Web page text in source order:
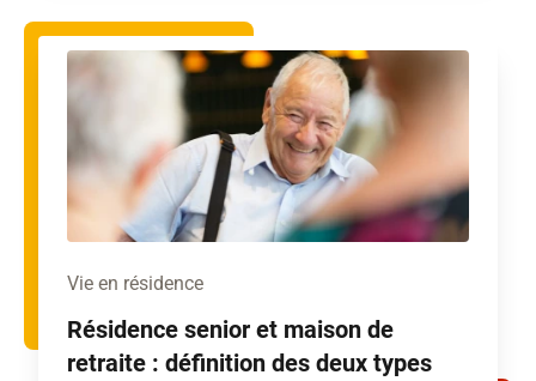
Vie en résidence
Résidence senior et maison de
retraite : définition des deux types